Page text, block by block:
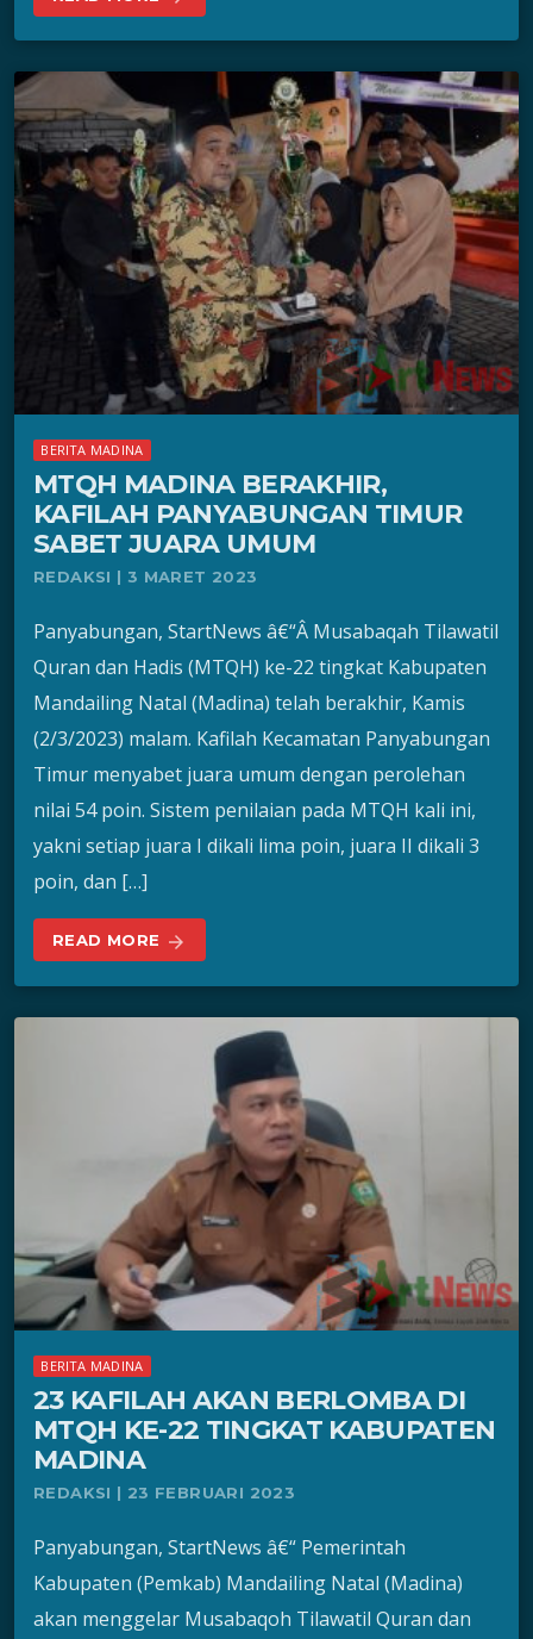
BERITA MADINA
MTQH MADINA BERAKHIR,
KAFILAH PANYABUNGAN TIMUR
SABET JUARA UMUM
REDAKSI | 3 MARET 2023
Panyabungan, StartNews â€“Â Musabaqah Tilawatil
Quran dan Hadis (MTQH) ke-22 tingkat Kabupaten
Mandailing Natal (Madina) telah berakhir, Kamis
(2/3/2023) malam. Kafilah Kecamatan Panyabungan
Timur menyabet juara umum dengan perolehan
nilai 54 poin. Sistem penilaian pada MTQH kali ini,
yakni setiap juara I dikali lima poin, juara II dikali 3
poin, dan […]
READ MORE arrow_forward
BERITA MADINA
23 KAFILAH AKAN BERLOMBA DI
MTQH KE-22 TINGKAT KABUPATEN
MADINA
REDAKSI | 23 FEBRUARI 2023
Panyabungan, StartNews â€“ Pemerintah
Kabupaten (Pemkab) Mandailing Natal (Madina)
akan menggelar Musabaqoh Tilawatil Quran dan